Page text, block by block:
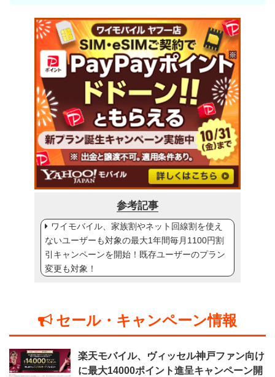
参考記事
ワイモバイル、家族割やネット回線割を使え
ないユーザーも対象の最大1年間毎月1100円割
引キャンペーンを開始！既存ユーザーのプラン
変更も対象！
セール・キャンペーン情報
楽天モバイル、ヴィッセル神戸ファン向け
に最大14000ポイント進呈キャンペーン開